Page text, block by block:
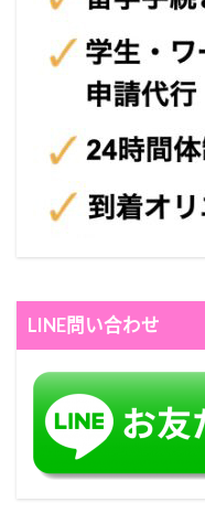
LINE問い合わせ